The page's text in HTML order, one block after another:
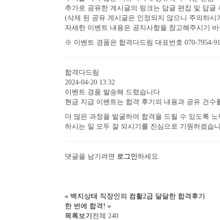
추가로 공유한 게시글의 링크는 답글 편집 및 답
(삭제 된 공유 게시글은 인정되지 않으니 주의하시
자세한 이벤트 내용은 공지사항을 참고해주시기
※ 이벤트 경품은 합격다드림 대표번호 070-7954-
합격다드림
2024-04-20 13:32
이벤트 경품 발송해 드렸습니다
현금 지급 이벤트는 합격 후기의 내용과 공유 건
더 많은 과정을 발굴하여 합격을 드릴 수 있도록
하시는 일 모두 잘 되시기를 진심으로 기원하겠습
댓글을 남기려면 로그인하세요.
« 백지상태 직장인의 컴활2급 달달한 합격후기
한 번에 합격! »
목록보기 전체 240